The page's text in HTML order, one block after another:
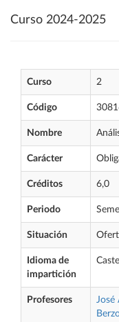
Curso 2024-2025
Curso 2
Código
Nombre
Carácter
Créditos 6,0
Periodo
Situación
Idioma de
impartición
Profesores José